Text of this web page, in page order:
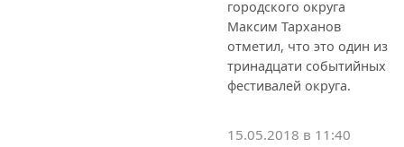
городского округа
Максим Тарханов
отметил, что это один из
тринадцати событийных
фестивалей округа.
15.05.2018 в 11:40